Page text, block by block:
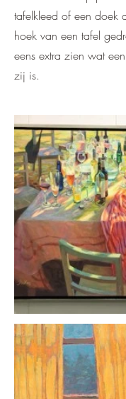
tafelkleed of een doek
hoek van een tafel
eens extra zien wat
zij is.